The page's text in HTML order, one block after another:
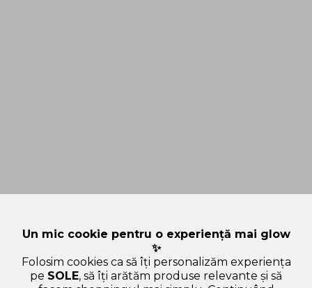
Un mic cookie pentru o experiență mai glow
✨
Folosim cookies ca să îți personalizăm experiența
pe SOLE, să îți arătăm produse relevante și să